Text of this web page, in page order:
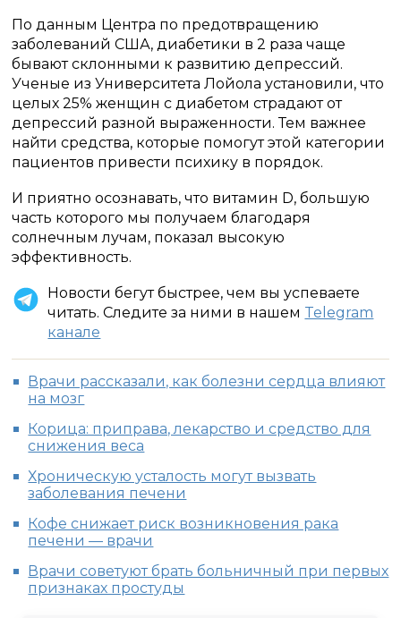
По данным Центра по предотвращению
заболеваний США, диабетики в 2 раза чаще
бывают склонными к развитию депрессий.
Ученые из Университета Лойола установили, что
целых 25% женщин с диабетом страдают от
депрессий разной выраженности. Тем важнее
найти средства, которые помогут этой категории
пациентов привести психику в порядок.
И приятно осознавать, что витамин D, большую
часть которого мы получаем благодаря
солнечным лучам, показал высокую
эффективность.
Новости бегут быстрее, чем вы успеваете
читать. Следите за ними в нашем Telegram
канале
Врачи рассказали, как болезни сердца влияют
на мозг
Корица: приправа, лекарство и средство для
снижения веса
Хроническую усталость могут вызвать
заболевания печени
Кофе снижает риск возникновения рака
печени — врачи
Врачи советуют брать больничный при первых
признаках простуды